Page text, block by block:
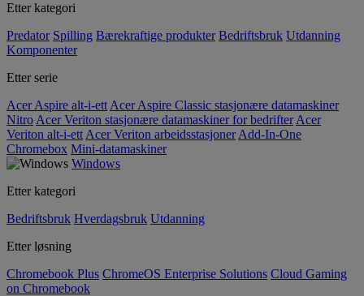
Etter kategori
Predator Spilling Bærekraftige produkter Bedriftsbruk Utdanning
Komponenter
Etter serie
Acer Aspire alt-i-ett Acer Aspire Classic stasjonære datamaskiner
Nitro Acer Veriton stasjonære datamaskiner for bedrifter Acer
Veriton alt-i-ett Acer Veriton arbeidsstasjoner Add-In-One
Chromebox Mini-datamaskiner
Windows
Etter kategori
Bedriftsbruk Hverdagsbruk Utdanning
Etter løsning
Chromebook Plus ChromeOS Enterprise Solutions Cloud Gaming
on Chromebook